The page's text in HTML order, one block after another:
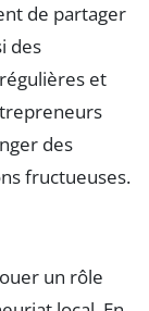
de partager
des
et
des
fructueuses.
un rôle